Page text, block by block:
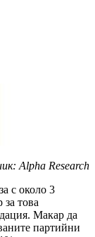
Alpha Research
с около 3
това
Макар да
партийни